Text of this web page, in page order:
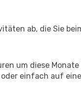
ab, die Sie
um diese
einfach auf